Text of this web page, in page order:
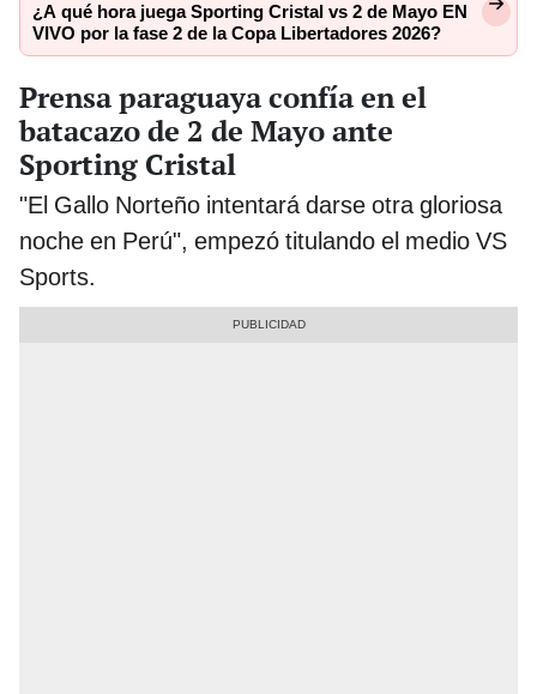
¿A qué hora juega Sporting Cristal vs 2 de Mayo EN
VIVO por la fase 2 de la Copa Libertadores 2026?
Prensa paraguaya confía en el
batacazo de 2 de Mayo ante
Sporting Cristal
"El Gallo Norteño intentará darse otra gloriosa
noche en Perú", empezó titulando el medio VS
Sports.